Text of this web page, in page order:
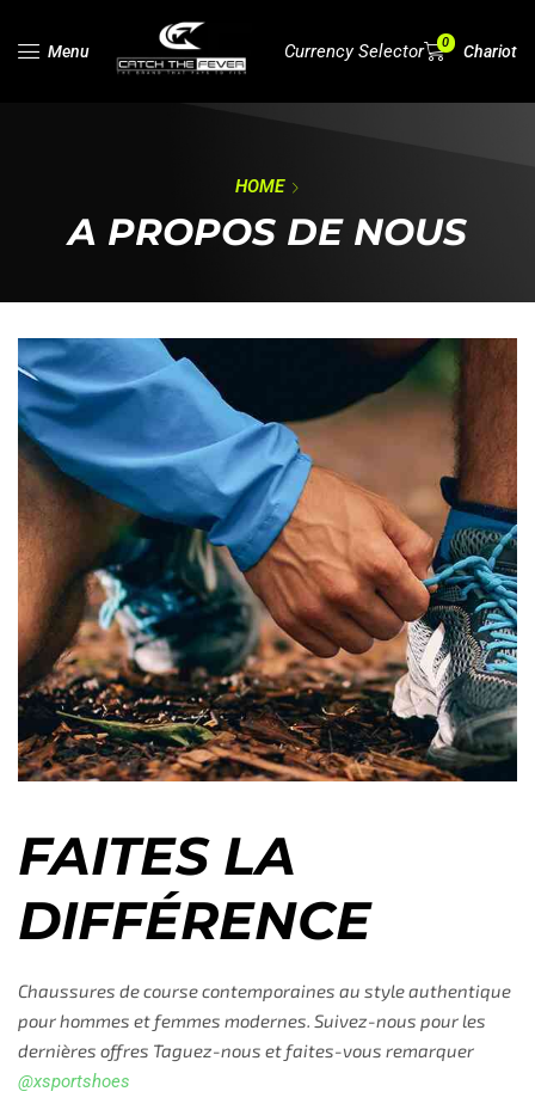
Menu Currency Selector 0 Chariot
HOME
A PROPOS DE NOUS
FAITES LA
DIFFÉRENCE
Chaussures de course contemporaines au style authentique
pour hommes et femmes modernes. Suivez-nous pour les
dernières offres Taguez-nous et faites-vous remarquer
@xsportshoes